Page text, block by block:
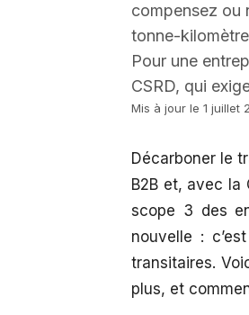
compensez ou
tonne-
Pour une
CSRD, qui
Mis à jour le 1 juillet
Décarboner le
B2B et, avec
scope 3 des
nouvelle :
transitaires.
plus, et